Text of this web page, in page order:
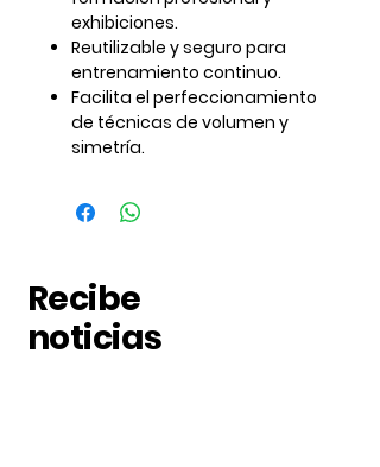
exhibiciones.
Reutilizable y seguro para
entrenamiento continuo.
Facilita el perfeccionamiento
de técnicas de volumen y
simetría.
Recibe
noticias